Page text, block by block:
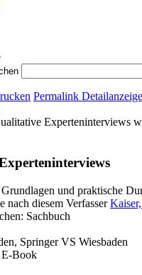
Permalink Detailanzeige
und praktische
nach diesem Verfasser
Sachbuch
Springer VS Wiesbaden
E-Book